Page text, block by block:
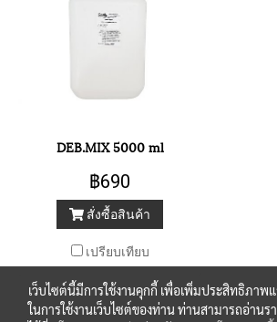
DEB.MIX 5000 ml
฿690
สั่งซื้อสินค้า
เปรียบเทียบ
เว็บไซต์นี้มีการใช้งานคุกกี้ เพื่อเพิ่มประสิทธิภา
ในการใช้งานเว็บไซต์ของท่าน ท่านสามารถอ่านร